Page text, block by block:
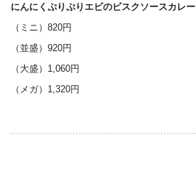
にんにくぷりぷりエビのビスクソースカレー
（ミニ）820円
（並盛）920円
（大盛）1,060円
（メガ）1,320円